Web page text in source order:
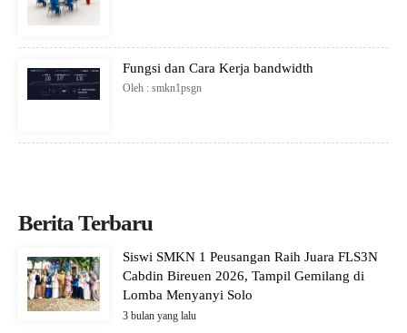
Fungsi dan Cara Kerja bandwidth
Oleh : smkn1psgn
Berita Terbaru
Siswi SMKN 1 Peusangan Raih Juara FLS3N
Cabdin Bireuen 2026, Tampil Gemilang di
Lomba Menyanyi Solo
3 bulan yang lalu